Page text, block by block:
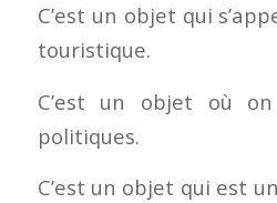
C’est un objet qui
touristique.
C’est un objet où
politiques.
C’est un objet qui est